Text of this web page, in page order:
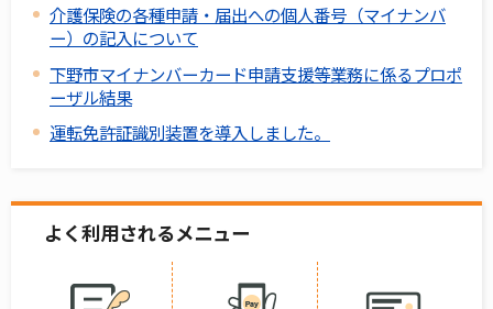
介護保険の各種申請・届出への個人番号（マイナンバ
ー）の記入について
下野市マイナンバーカード申請支援等業務に係るプロポ
ーザル結果
運転免許証識別装置を導入しました。
よく利用されるメニュー